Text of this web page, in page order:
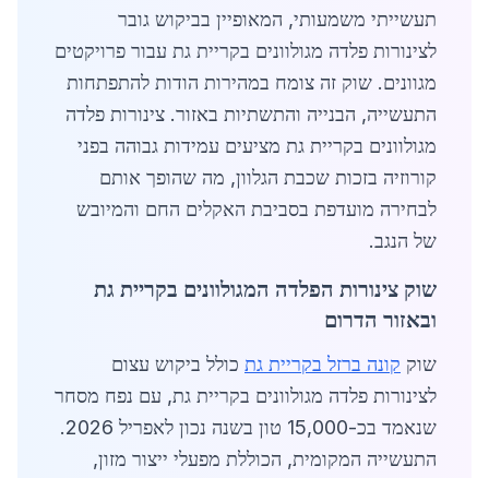
תעשייתי משמעותי, המאופיין בביקוש גובר
לצינורות פלדה מגולוונים בקריית גת עבור פרויקטים
מגוונים. שוק זה צומח במהירות הודות להתפתחות
התעשייה, הבנייה והתשתיות באזור. צינורות פלדה
מגולוונים בקריית גת מציעים עמידות גבוהה בפני
קורוזיה בזכות שכבת הגלוון, מה שהופך אותם
לבחירה מועדפת בסביבת האקלים החם והמיובש
של הנגב.
שוק צינורות הפלדה המגולוונים בקריית גת
ובאזור הדרום
שוק קונה ברזל בקריית גת כולל ביקוש עצום
לצינורות פלדה מגולוונים בקריית גת, עם נפח מסחר
שנאמד בכ-15,000 טון בשנה נכון לאפריל 2026.
התעשייה המקומית, הכוללת מפעלי ייצור מזון,